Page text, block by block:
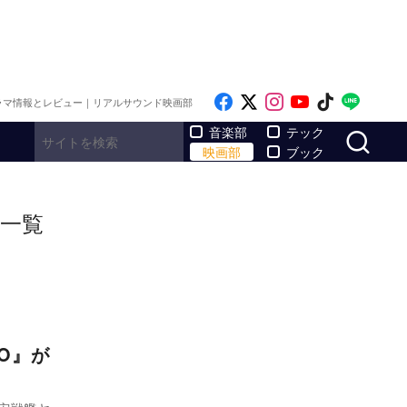
情報とレビュー｜リアルサウンド映画部 Like on Facebook
Follow on x
Follow on
Follow on
Follow
音楽部
映画部
テック
ブック
覧
』が